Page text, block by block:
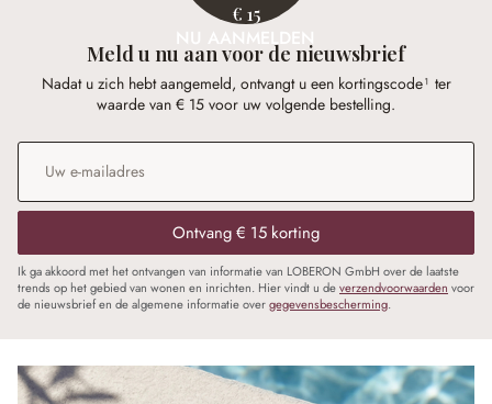
€ 15
NU AANMELDEN
Meld u nu aan voor de nieuwsbrief
Nadat u zich hebt aangemeld, ontvangt u een kortingscode¹ ter
waarde van € 15 voor uw volgende bestelling.
E-mailadres*
Ontvang € 15 korting
Ik ga akkoord met het ontvangen van informatie van LOBERON GmbH over de laatste
trends op het gebied van wonen en inrichten. Hier vindt u deverzendvoorwaarden voor
de nieuwsbrief en de algemene informatie overgegevensbescherming.